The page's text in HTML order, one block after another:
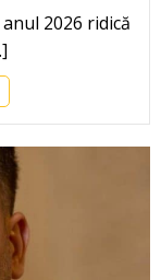
2026 ridică